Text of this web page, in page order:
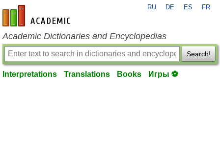
en-academic.com
RU DE ES FR
Academic Dictionaries and Encyclopedias
Search!
Interpretations Translations Books Игры ⚽